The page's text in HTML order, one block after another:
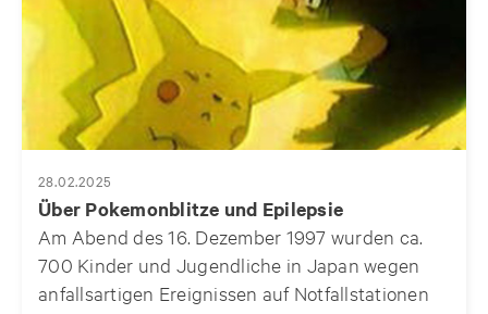
28.02.2025
Über Pokemonblitze und Epilepsie
Am Abend des 16. Dezember 1997 wurden ca.
700 Kinder und Jugendliche in Japan wegen
anfallsartigen Ereignissen auf Notfallstationen